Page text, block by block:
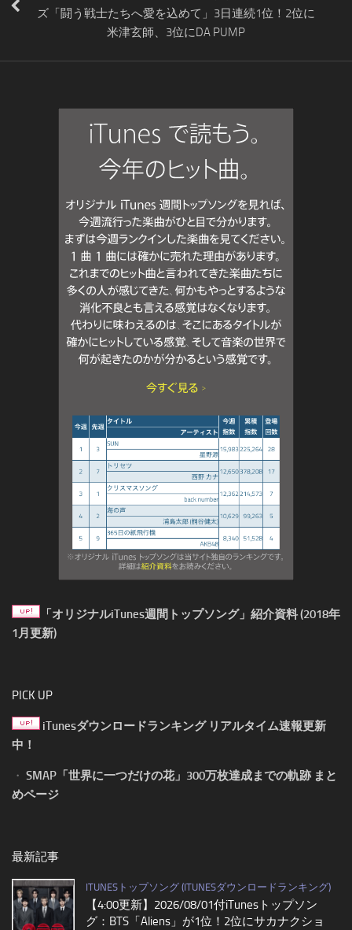
ズ「闘う戦士たちへ愛を込めて」3日連続1位！2位に
米津玄師、3位にDA PUMP
「オリジナルiTunes週間トップソング」紹介資料 (2018年
1月更新)
PICK UP
iTunesダウンロードランキング リアルタイム速報更新
中！
・ SMAP「世界に一つだけの花」300万枚達成までの軌跡 まと
めページ
最新記事
ITUNESトップソング (ITUNESダウンロードランキング)
【4:00更新】2026/08/01付iTunesトップソン
グ：BTS「Aliens」が1位！2位にサカナクショ